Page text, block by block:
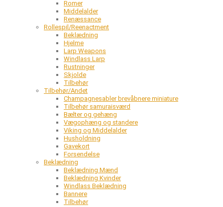
Romer
Middelalder
Renæssance
Rollespil/Reenactment
Beklædning
Hjelme
Larp Weapons
Windlass Larp
Rustninger
Skjolde
Tilbehør
Tilbehør/Andet
Champagnesabler brevåbnere miniature
Tilbehør samuraisværd
Bælter og gehæng
Vægophæng og standere
Viking og Middelalder
Husholdning
Gavekort
Forsendelse
Beklædning
Beklædning Mænd
Beklædning Kvinder
Windlass Beklædning
Bannere
Tilbehør